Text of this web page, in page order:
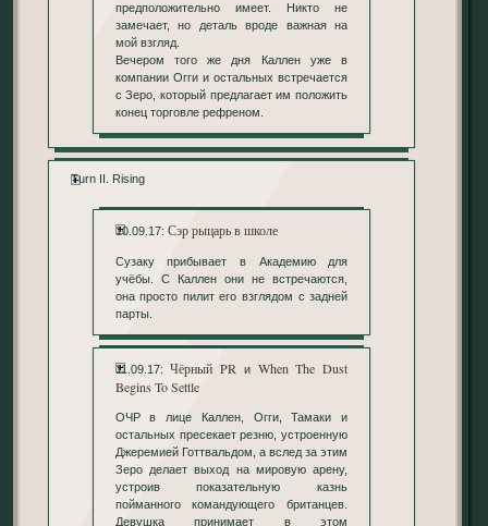
предположительно имеет. Никто не
замечает, но деталь вроде важная на
мой взгляд.
Вечером того же дня Каллен уже в
компании Огги и остальных встречается
с Зеро, который предлагает им положить
конец торговле рефреном.
Turn II. Rising
10.09.17: Сэр рыцарь в школе
Сузаку прибывает в Академию для
учёбы. С Каллен они не встречаются,
она просто пилит его взглядом с задней
парты.
11.09.17:Чёрный PR и When The Dust
Begins To Settle
ОЧР в лице Каллен, Огги, Тамаки и
остальных пресекает резню, устроенную
Джеремией Готтвальдом, а вслед за этим
Зеро делает выход на мировую арену,
устроив показательную казнь
пойманного командующего британцев.
Девушка принимает в этом